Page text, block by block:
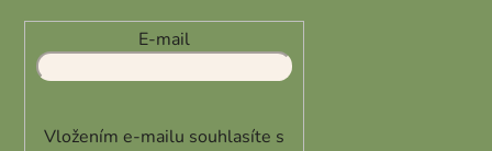
E-mail
Vložením e-mailu souhlasíte s